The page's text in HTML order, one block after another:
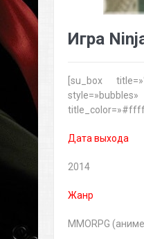
Игра
[su_box
style=»bubbles»
Дата выхода
2014
Жанр
MMORPG